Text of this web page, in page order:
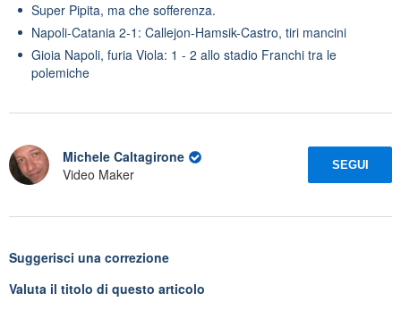
Super Pipita, ma che sofferenza.
Napoli-Catania 2-1: Callejon-Hamsik-Castro, tiri mancini
Gioia Napoli, furia Viola: 1 - 2 allo stadio Franchi tra le
polemiche
Michele Caltagirone
Video Maker
SEGUI
Suggerisci una correzione
Valuta il titolo di questo articolo